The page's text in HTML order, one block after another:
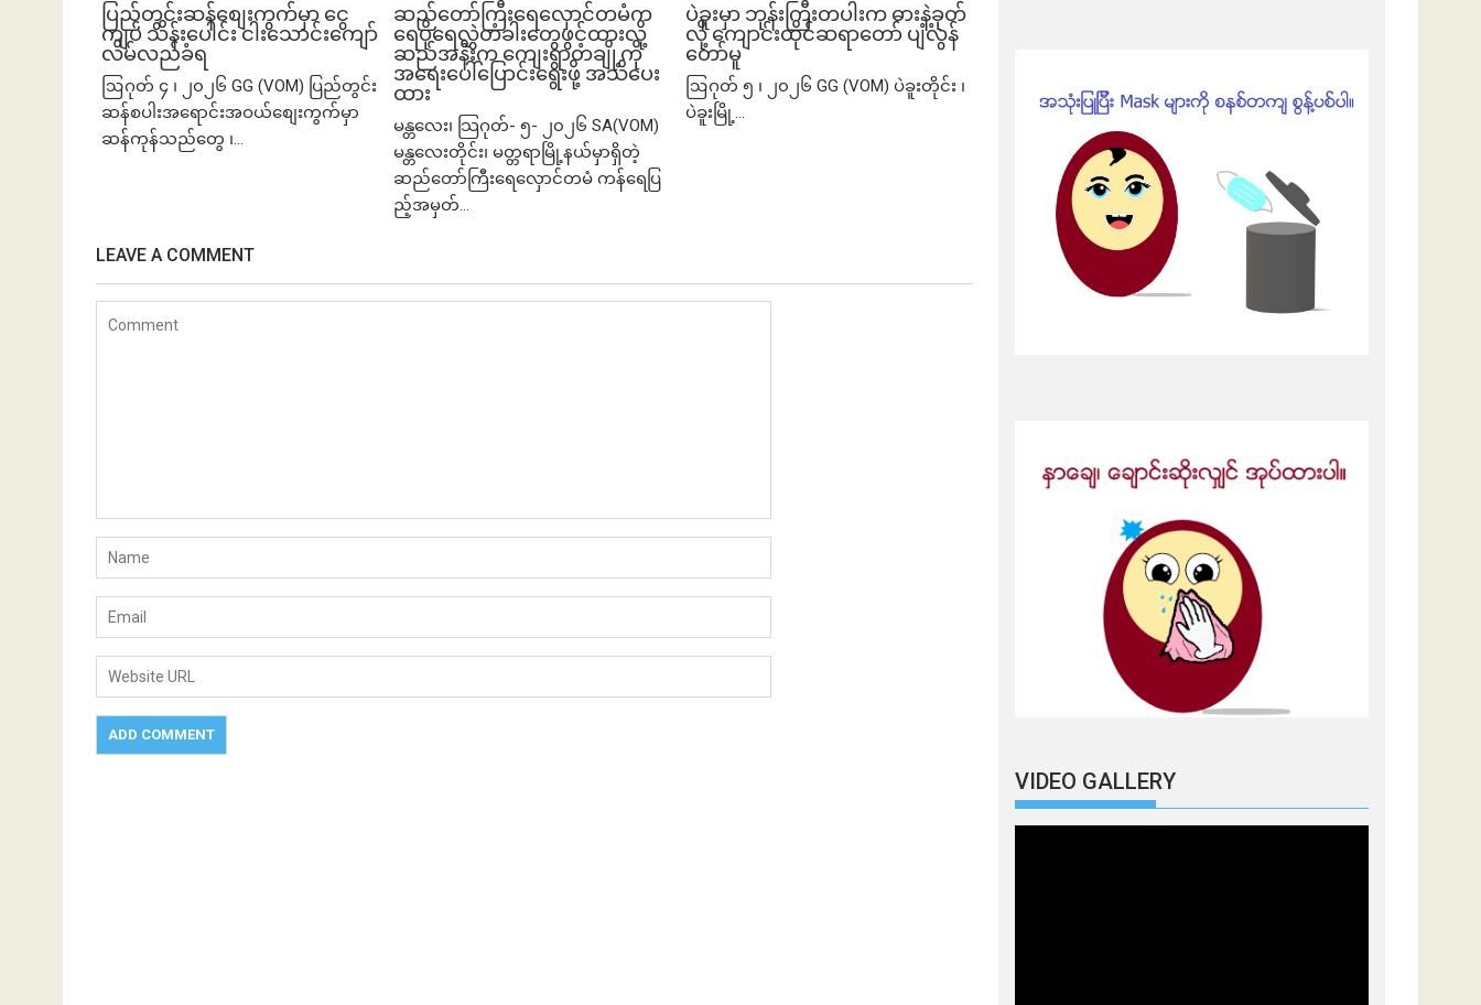
ပြည်တွင်းဆန်စျေးကွက်မှာ ငွေ
ကျပ် သိန်းပေါင်း ငါး​သောင်းကျော်
လိမ်လည်ခံရ
ဩဂုတ် ၄ ၊ ၂၀၂၆ GG (VOM) ပြည်တွင်း
ဆန်စပါးအရောင်းအဝယ်စျေးကွက်မှာ
ဆန်ကုန်သည်တွေ ၊...
ဆည်တော်ကြီးရေလှောင်တမံက
ရေပိုရေလွှဲတံခါးတွေဖွင့်ထားလို့
ဆည်အနီးက ကျေးရွာတချို့ကို
အရေးပေါ်ပြောင်းရွေးဖို့ အသိပေး
ထား
မန္တလေး၊ သြဂုတ်- ၅- ၂၀၂၆ SA(VOM)
မန္တလေးတိုင်း၊ မတ္တရာမြို့နယ်မှာရှိတဲ့
ဆည်တော်ကြီးရေလှောင်တမံ ကန်ရေပြ
ည့်အမှတ်...
ပဲခူးမှာ ဘုန်းကြီးတပါးက ဓားနဲ့ခုတ်
လို့ ကျောင်းထိုင်ဆရာတော် ပျံလွန်
တော်မူ
ဩဂုတ် ၅ ၊ ၂၀၂၆ GG (VOM) ပဲခူးတိုင်း ၊
ပဲခူးမြို့...
LEAVE A COMMENT
VIDEO GALLERY